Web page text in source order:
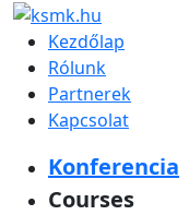
Kezdőlap
Rólunk
Partnerek
Kapcsolat
Konferencia
Courses